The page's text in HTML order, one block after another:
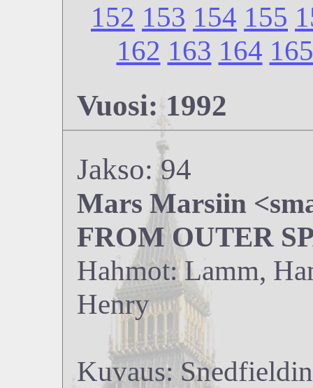
152 153 154 155
162 163 164 165
Vuosi: 1992
Jakso: 94
Mars Marsiin
FROM OUTER
Hahmot: Lamm,
Henry
Kuvaus: